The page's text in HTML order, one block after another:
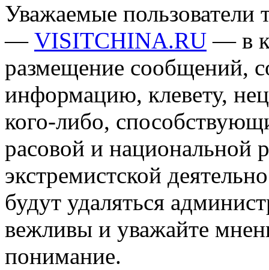
Уважаемые пользователи
— VISITCHINA.RU — в
размещение сообщений,
информацию, клевету,
кого-либо,
расовой и национальной
экстремистской
будут удаляться
вежливы и уважайте
понимание.